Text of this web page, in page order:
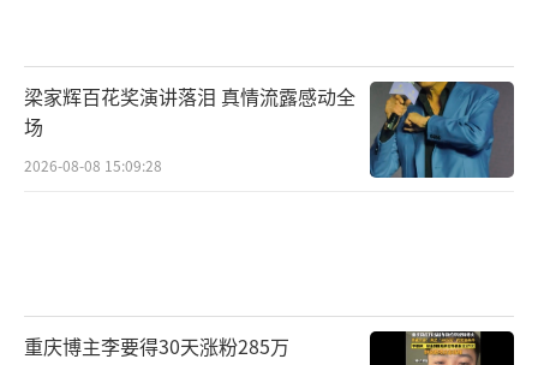
梁家辉百花奖演讲落泪 真情流露感动全
场
2026-08-08 15:09:28
重庆博主李要得30天涨粉285万